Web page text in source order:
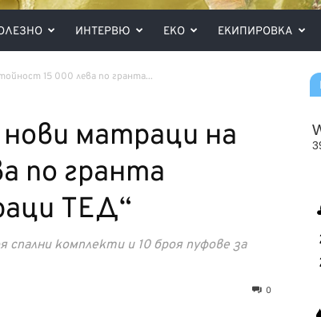
ИНТЕРВЮ ЕКО ЕКИПИРОВКА
15 000 лева по гранта...
матраци на
по гранта
ТЕД“
комплекти и 10 броя пуфове за
0